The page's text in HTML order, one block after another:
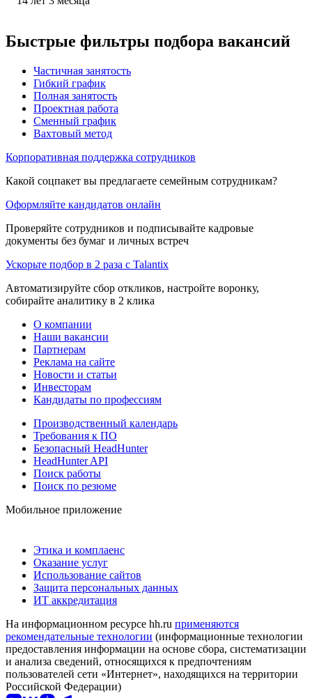
Быстрые фильтры подбора вакансий
Частичная занятость
Гибкий график
Полная занятость
Проектная работа
Сменный график
Вахтовый метод
Корпоративная поддержка сотрудников
Какой соцпакет вы предлагаете семейным сотрудникам?
Оформляйте кандидатов онлайн
Проверяйте сотрудников и подписывайте кадровые
документы без бумаг и личных встреч
Ускорьте подбор в 2 раза с Talantix
Автоматизируйте сбор откликов, настройте воронку,
собирайте аналитику в 2 клика
О компании
Наши вакансии
Партнерам
Реклама на сайте
Новости и статьи
Инвесторам
Кандидаты по профессиям
Производственный календарь
Требования к ПО
Безопасный HeadHunter
HeadHunter API
Поиск работы
Поиск по резюме
Мобильное приложение
Этика и комплаенс
Оказание услуг
Использование сайтов
Защита персональных данных
ИТ аккредитация
На информационном ресурсе hh.ru применяются
рекомендательные технологии (информационные технологии
предоставления информации на основе сбора, систематизации
и анализа сведений, относящихся к предпочтениям
пользователей сети «Интернет», находящихся на территории
Российской Федерации)